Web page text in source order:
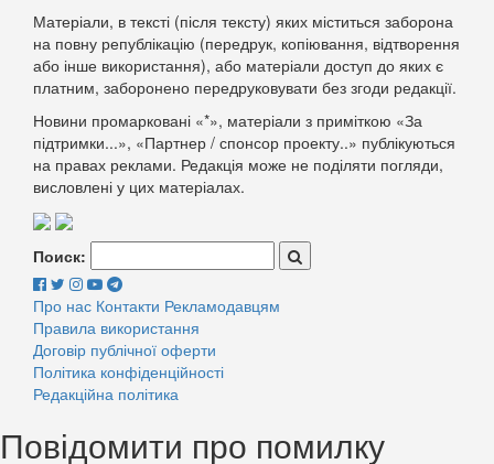
Матеріали, в тексті (після тексту) яких міститься заборона
на повну републікацію (передрук, копіювання, відтворення
або інше використання), або матеріали доступ до яких є
платним, заборонено передруковувати без згоди редакції.
Новини промарковані «*», матеріали з приміткою «За
підтримки...», «Партнер / спонсор проекту..» публікуються
на правах реклами. Редакція може не поділяти погляди,
висловлені у цих матеріалах.
Поиск:
Про нас Контакти Рекламодавцям
Правила використання
Договір публічної оферти
Політика конфіденційності
Редакційна політика
Повідомити про помилку